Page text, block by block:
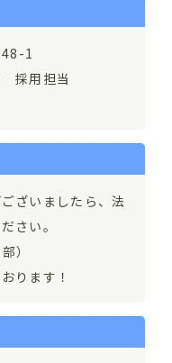
1
採用担当
ざいましたら、法
さい。
）
ります！